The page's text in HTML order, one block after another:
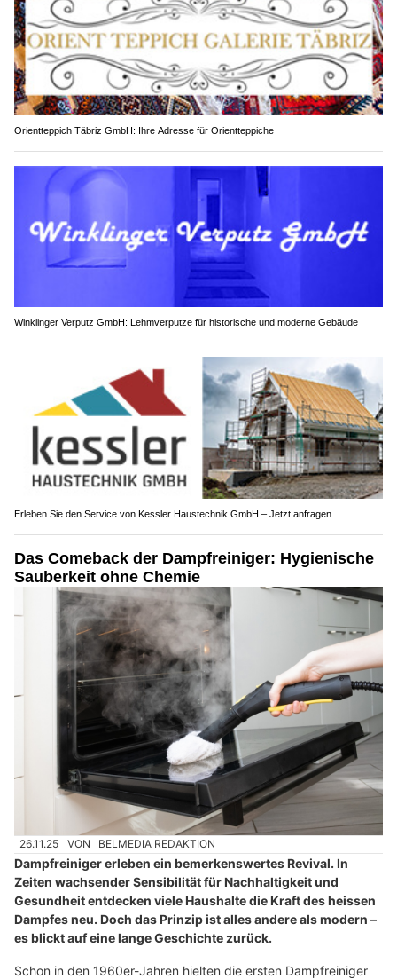
Orientteppich Täbriz GmbH: Ihre Adresse für Orientteppiche
Winklinger Verputz GmbH: Lehmverputze für historische und moderne Gebäude
Erleben Sie den Service von Kessler Haustechnik GmbH – Jetzt anfragen
Das Comeback der Dampfreiniger: Hygienische
Sauberkeit ohne Chemie
26.11.25 VON BELMEDIA REDAKTION
Dampfreiniger erleben ein bemerkenswertes Revival. In
Zeiten wachsender Sensibilität für Nachhaltigkeit und
Gesundheit entdecken viele Haushalte die Kraft des heissen
Dampfes neu. Doch das Prinzip ist alles andere als modern –
es blickt auf eine lange Geschichte zurück.
Schon in den 1960er-Jahren hielten die ersten Dampfreiniger